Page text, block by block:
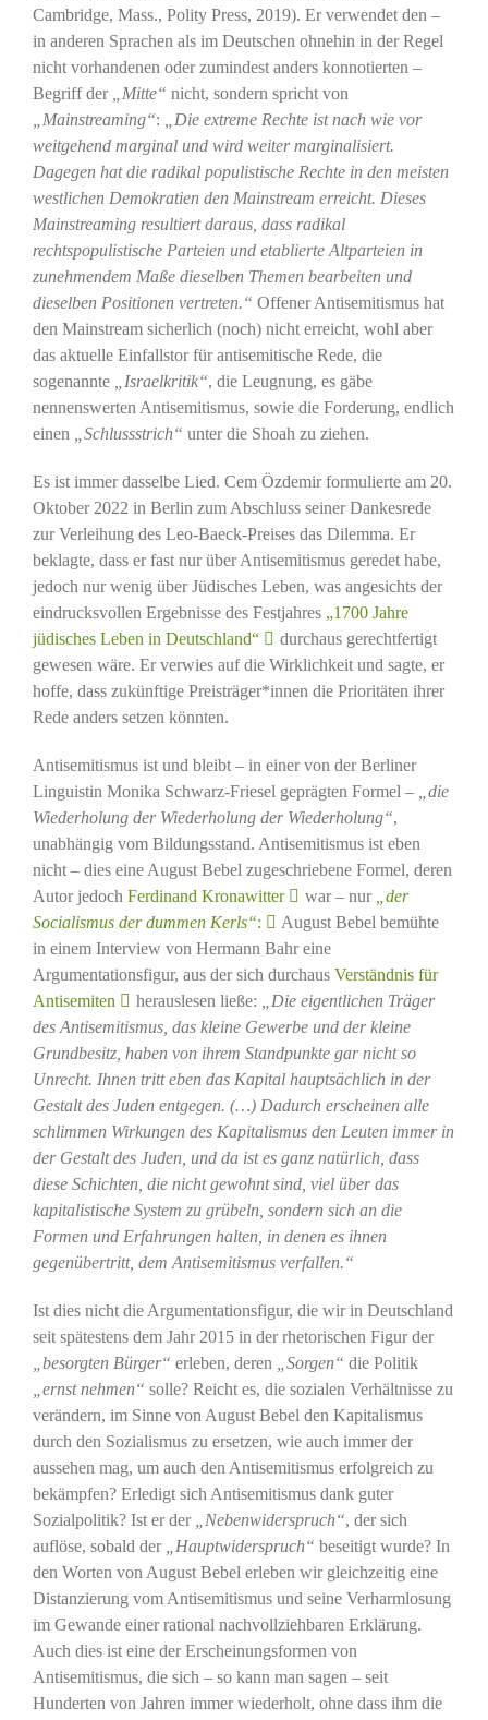
Cambridge, Mass., Polity Press, 2019). Er verwendet den –
in anderen Sprachen als im Deutschen ohnehin in der Regel
nicht vorhandenen oder zumindest anders konnotierten –
Begriff der
„Mitte“ nicht, sondern spricht von
„Mainstreaming“:
„Die extreme Rechte ist nach wie vor
weitgehend marginal und wird weiter marginalisiert.
Dagegen hat die radikal populistische Rechte in den meisten
westlichen Demokratien den Mainstream erreicht. Dieses
Mainstreaming resultiert daraus, dass radikal
rechtspopulistische Parteien und etablierte Altparteien in
zunehmendem Maße dieselben Themen bearbeiten und
dieselben Positionen vertreten.“ Offener Antisemitismus hat
den Mainstream sicherlich (noch) nicht erreicht, wohl aber
das aktuelle Einfallstor für antisemitische Rede, die
sogenannte
„Israelkritik“, die Leugnung, es gäbe
nennenswerten Antisemitismus, sowie die Forderung, endlich
einen
„Schlussstrich“ unter die Shoah zu ziehen.
Es ist immer dasselbe Lied. Cem Özdemir formulierte am 20.
Oktober 2022 in Berlin zum Abschluss seiner Dankesrede
zur Verleihung des Leo-Baeck-Preises das Dilemma. Er
beklagte, dass er fast nur über Antisemitismus geredet habe,
jedoch nur wenig über Jüdisches Leben, was angesichts der
eindrucksvollen Ergebnisse des Festjahres „1700 Jahre
jüdisches Leben in Deutschland“
durchaus gerechtfertigt
gewesen wäre. Er verwies auf die Wirklichkeit und sagte, er
hoffe, dass zukünftige Preisträger*innen die Prioritäten ihrer
Rede anders setzen könnten.
Antisemitismus ist und bleibt – in einer von der Berliner
Linguistin Monika Schwarz-Friesel geprägten Formel –
„die
Wiederholung der Wiederholung der Wiederholung“,
unabhängig vom Bildungsstand. Antisemitismus ist eben
nicht – dies eine August Bebel zugeschriebene Formel, deren
Autor jedoch Ferdinand Kronawitter war – nur
„der
Socialismus der dummen Kerls“:
August Bebel bemühte
in einem Interview von Hermann Bahr eine
Argumentationsfigur, aus der sich durchaus Verständnis für
Antisemiten
herauslesen ließe:
„Die eigentlichen Träger
des Antisemitismus, das kleine Gewerbe und der kleine
Grundbesitz, haben von ihrem Standpunkte gar nicht so
Unrecht. Ihnen tritt eben das Kapital hauptsächlich in der
Gestalt des Juden entgegen. (…) Dadurch erscheinen alle
schlimmen Wirkungen des Kapitalismus den Leuten immer in
der Gestalt des Juden, und da ist es ganz natürlich, dass
diese Schichten, die nicht gewohnt sind, viel über das
kapitalistische System zu grübeln, sondern sich an die
Formen und Erfahrungen halten, in denen es ihnen
gegenübertritt, dem Antisemitismus verfallen.“
Ist dies nicht die Argumentationsfigur, die wir in Deutschland
seit spätestens dem Jahr 2015 in der rhetorischen Figur der
„besorgten Bürger“ erleben, deren „Sorgen“ die Politik
„ernst nehmen“ solle? Reicht es, die sozialen Verhältnisse zu
verändern, im Sinne von August Bebel den Kapitalismus
durch den Sozialismus zu ersetzen, wie auch immer der
aussehen mag, um auch den Antisemitismus erfolgreich zu
bekämpfen? Erledigt sich Antisemitismus dank guter
Sozialpolitik? Ist er der
„Nebenwiderspruch“, der sich
auflöse, sobald der
„Hauptwiderspruch“ beseitigt wurde? In
den Worten von August Bebel erleben wir gleichzeitig eine
Distanzierung vom Antisemitismus und seine Verharmlosung
im Gewande einer rational nachvollziehbaren Erklärung.
Auch dies ist eine der Erscheinungsformen von
Antisemitismus, die sich – so kann man sagen – seit
Hunderten von Jahren immer wiederholt, ohne dass ihm die